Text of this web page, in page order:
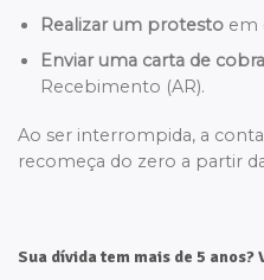
Realizar um protestoem
Enviar uma carta de
Recebimento (AR).
Ao ser interrompida, a
recomeça do zero a partir
Sua dívida tem mais de 5 anos?